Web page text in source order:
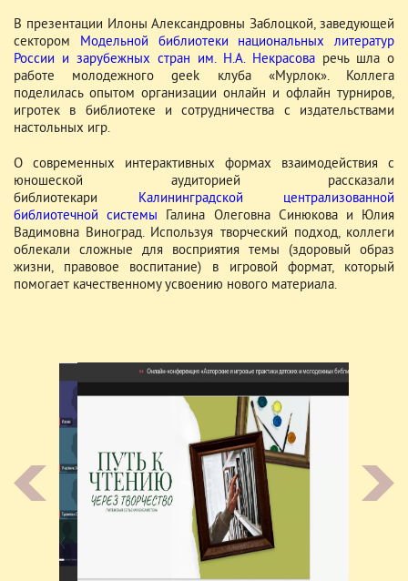
В презентации Илоны Александровны Заблоцкой, заведующей
сектором Модельной библиотеки национальных литератур
России и зарубежных стран им. Н.А. Некрасова речь шла о
работе молодежного geek клуба «Мурлок». Коллега
поделилась опытом организации онлайн и офлайн турниров,
игротек в библиотеке и сотрудничества с издательствами
настольных игр.
О современных интерактивных формах взаимодействия с
юношеской аудиторией рассказали
библиотекари Калининградской централизованной
библиотечной системы Галина Олеговна Синюкова и Юлия
Вадимовна Виноград. Используя творческий подход, коллеги
облекали сложные для восприятия темы (здоровый образ
жизни, правовое воспитание) в игровой формат, который
помогает качественному усвоению нового материала.